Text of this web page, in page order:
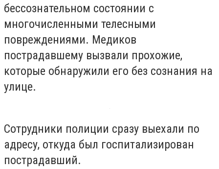
бессознательном состоянии с
многочисленными телесными
повреждениями. Медиков
пострадавшему вызвали прохожие,
которые обнаружили его без сознания на
улице.
Сотрудники полиции сразу выехали по
адресу, откуда был госпитализирован
пострадавший.